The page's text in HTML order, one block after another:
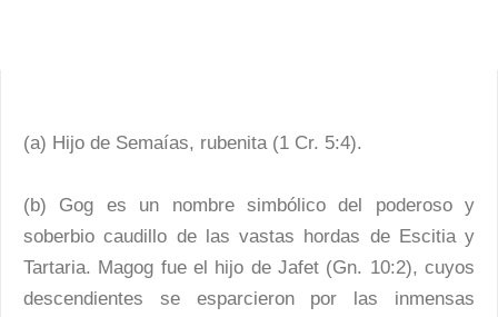
(a) Hijo de Semaías, rubenita (1 Cr. 5:4).
(b) Gog es un nombre simbólico del poderoso y
soberbio caudillo de las vastas hordas de Escitia y
Tartaria. Magog fue el hijo de Jafet (Gn. 10:2), cuyos
descendientes se esparcieron por las inmensas